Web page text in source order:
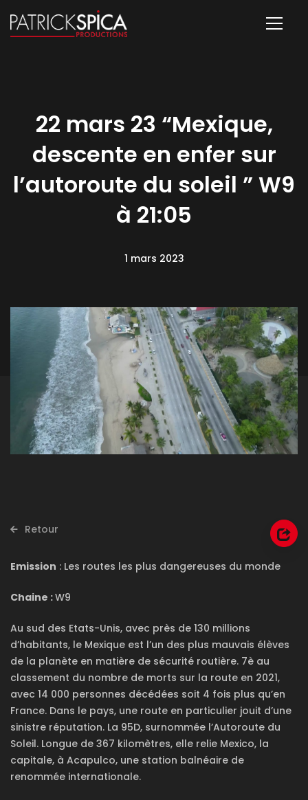
22 mars 23 “Mexique,
descente en enfer sur
l’autoroute du soleil ” W9
à 21:05
1 mars 2023
Retour
Emission : Les routes les plus dangereuses du monde
Chaine :W9
Au sud des Etats-Unis, avec près de 130 millions
d’habitants, le Mexique est l’un des plus mauvais élèves
de la planète en matière de sécurité routière. 7è au
classement du nombre de morts sur la route en 2021,
avec 14 000 personnes décédées soit 4 fois plus qu’en
France. Dans le pays, une route en particulier jouit d’une
sinistre réputation. La 95D, surnommée l’Autoroute du
Soleil. Longue de 367 kilomètres, elle relie Mexico, la
capitale, à Acapulco, une station balnéaire de
renommée internationale.